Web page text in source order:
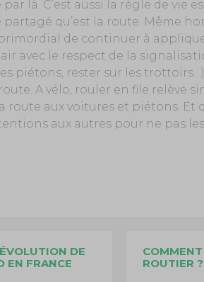
là. C’est aussi la règle de vie
partagé qu’est la route. Même
de continuer à
avec le respect de la
piétons, rester sur les
A vélo, rouler en file relève
route aux voitures et piétons. Et
aux autres pour ne pas
DE
EN FRANCE
ROUTIER ?